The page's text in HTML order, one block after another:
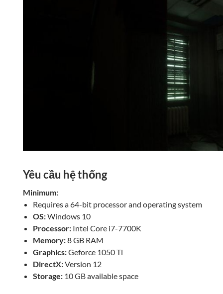
Yêu cầu hệ thống
Minimum:
Requires a 64-bit processor and operating system
OS:Windows 10
Processor: Intel Core i7-7700K
Memory:8 GB RAM
Graphics:Geforce 1050 Ti
DirectX:Version 12
Storage: 10 GB available space